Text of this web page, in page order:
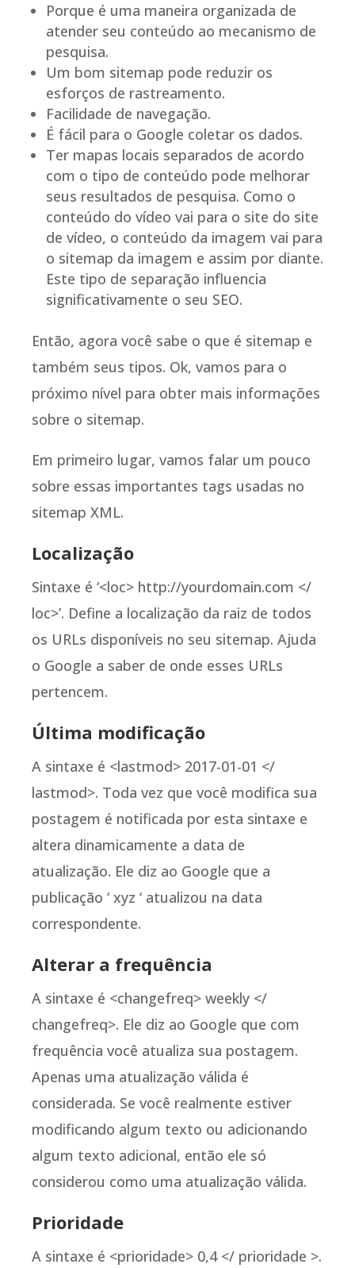
Porque é uma maneira organizada de
atender seu conteúdo ao mecanismo de
pesquisa.
Um bom sitemap pode reduzir os
esforços de rastreamento.
Facilidade de navegação.
É fácil para o Google coletar os dados.
Ter mapas locais separados de acordo
com o tipo de conteúdo pode melhorar
seus resultados de pesquisa. Como o
conteúdo do vídeo vai para o site do site
de vídeo, o conteúdo da imagem vai para
o sitemap da imagem e assim por diante.
Este tipo de separação influencia
significativamente o seu SEO.
Então, agora você sabe o que é sitemap e
também seus tipos. Ok, vamos para o
próximo nível para obter mais informações
sobre o sitemap.
Em primeiro lugar, vamos falar um pouco
sobre essas importantes tags usadas no
sitemap XML.
Localização
Sintaxe é ‘<loc> http://yourdomain.com </
loc>’. Define a localização da raiz de todos
os URLs disponíveis no seu sitemap. Ajuda
o Google a saber de onde esses URLs
pertencem.
Última modificação
A sintaxe é <lastmod> 2017-01-01 </
lastmod>. Toda vez que você modifica sua
postagem é notificada por esta sintaxe e
altera dinamicamente a data de
atualização. Ele diz ao Google que a
publicação ‘ xyz ‘ atualizou na data
correspondente.
Alterar a frequência
A sintaxe é <changefreq> weekly </
changefreq>. Ele diz ao Google que com
frequência você atualiza sua postagem.
Apenas uma atualização válida é
considerada. Se você realmente estiver
modificando algum texto ou adicionando
algum texto adicional, então ele só
considerou como uma atualização válida.
Prioridade
A sintaxe é <prioridade> 0,4 ​​</ prioridade >.